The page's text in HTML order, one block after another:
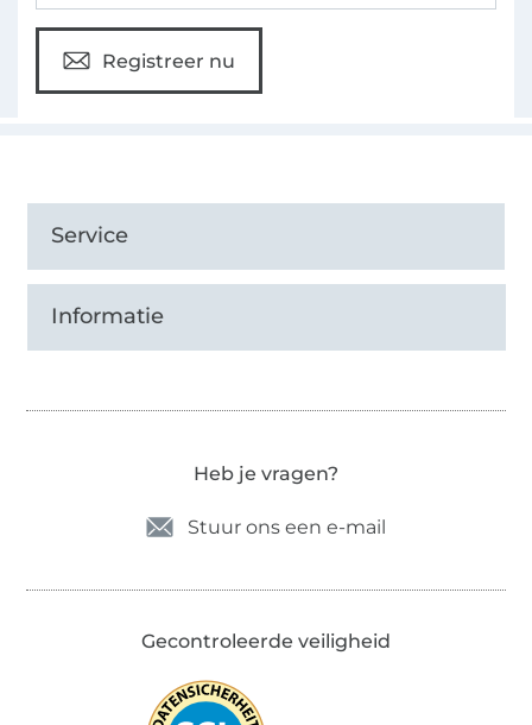
Registreer nu
Service
Informatie
Heb je vragen?
Stuur ons een e-mail
Gecontroleerde veiligheid